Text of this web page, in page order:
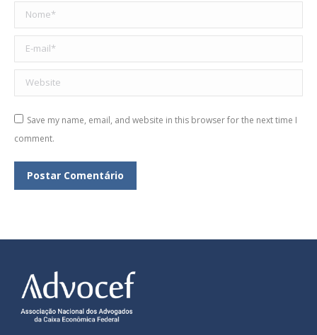
Nome *
E-mail *
Website
Save my name, email, and website in this browser for the next time I
comment.
Postar Comentário